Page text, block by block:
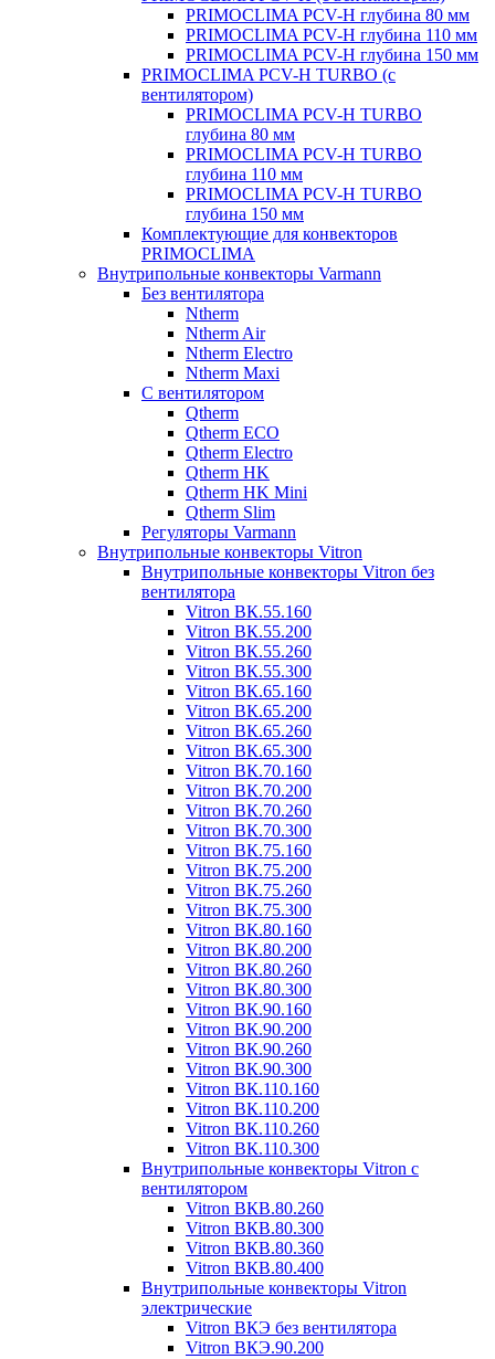
PRIMOCLIMA PCV-H глубина 80 мм
PRIMOCLIMA PCV-H глубина 110 мм
PRIMOCLIMA PCV-H глубина 150 мм
PRIMOCLIMA PCV-H TURBO (c
вентилятором)
PRIMOCLIMA PCV-H TURBO
глубина 80 мм
PRIMOCLIMA PCV-H TURBO
глубина 110 мм
PRIMOCLIMA PCV-H TURBO
глубина 150 мм
Комплектующие для конвекторов
PRIMOCLIMA
Внутрипольные конвекторы Varmann
Без вентилятора
Ntherm
Ntherm Air
Ntherm Electro
Ntherm Maxi
С вентилятором
Qtherm
Qtherm ECO
Qtherm Electro
Qtherm HK
Qtherm HK Mini
Qtherm Slim
Регуляторы Varmann
Внутрипольные конвекторы Vitron
Внутрипольные конвекторы Vitron без
вентилятора
Vitron ВК.55.160
Vitron ВК.55.200
Vitron ВК.55.260
Vitron ВК.55.300
Vitron ВК.65.160
Vitron ВК.65.200
Vitron ВК.65.260
Vitron ВК.65.300
Vitron ВК.70.160
Vitron ВК.70.200
Vitron ВК.70.260
Vitron ВК.70.300
Vitron ВК.75.160
Vitron ВК.75.200
Vitron ВК.75.260
Vitron ВК.75.300
Vitron ВК.80.160
Vitron ВК.80.200
Vitron ВК.80.260
Vitron ВК.80.300
Vitron ВК.90.160
Vitron ВК.90.200
Vitron ВК.90.260
Vitron ВК.90.300
Vitron ВК.110.160
Vitron ВК.110.200
Vitron ВК.110.260
Vitron ВК.110.300
Внутрипольные конвекторы Vitron с
вентилятором
Vitron ВКВ.80.260
Vitron ВКВ.80.300
Vitron ВКВ.80.360
Vitron ВКВ.80.400
Внутрипольные конвекторы Vitron
электрические
Vitron ВКЭ без вентилятора
Vitron ВКЭ.90.200